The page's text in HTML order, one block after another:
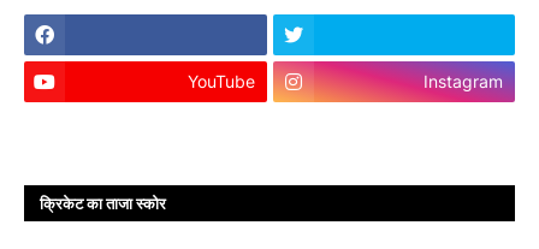
YouTube Instagram
क्रिकेट का ताजा स्कोर